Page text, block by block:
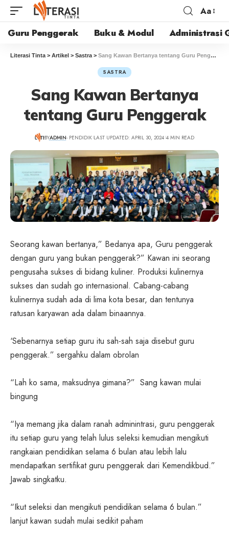
Aa
Guru Penggerak Buku & Modul Administrasi
Literasi Tinta > Artikel > Sastra > Sang Kawan Bertanya tentang Guru Penggerak
SASTRA
Sang Kawan Bertanya
tentang Guru Penggerak
BYADMIN- PENDIDIK LAST UPDATED: APRIL 30, 2024 4 MIN READ
Seorang kawan bertanya,” Bedanya apa, Guru penggerak
dengan guru yang bukan penggerak?” Kawan ini seorang
pengusaha sukses di bidang kuliner. Produksi kulinernya
sukses dan sudah go internasional. Cabang-cabang
kulinernya sudah ada di lima kota besar, dan tentunya
ratusan karyawan ada dalam binaannya.
‘Sebenarnya setiap guru itu sah-sah saja disebut guru
penggerak.” sergahku dalam obrolan
“Lah ko sama, maksudnya gimana?” Sang kawan mulai
bingung
“Iya memang jika dalam ranah adminintrasi, guru penggerak
itu setiap guru yang telah lulus seleksi kemudian mengikuti
rangkaian pendidikan selama 6 bulan atau lebih lalu
mendapatkan sertifikat guru penggerak dari Kemendikbud.”
Jawab singkatku.
“Ikut seleksi dan mengikuti pendidikan selama 6 bulan.”
lanjut kawan sudah mulai sedikit paham